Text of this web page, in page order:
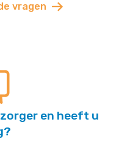
vragen
en heeft u